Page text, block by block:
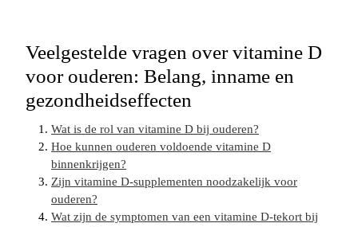
Veelgestelde vragen over vitamine D
voor ouderen: Belang, inname en
gezondheidseffecten
Wat is de rol van vitamine D bij ouderen?
Hoe kunnen ouderen voldoende vitamine D
binnenkrijgen?
Zijn vitamine D-supplementen noodzakelijk voor
ouderen?
Wat zijn de symptomen van een vitamine D-tekort bij